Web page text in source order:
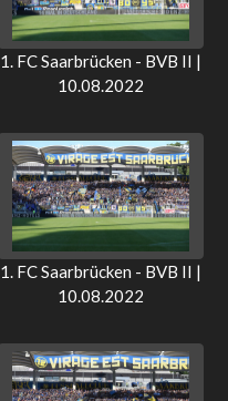
1. FC Saarbrücken - BVB II |
10.08.2022
1. FC Saarbrücken - BVB II |
10.08.2022